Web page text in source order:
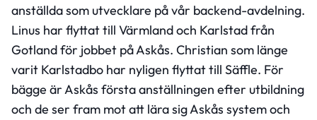
anställda som utvecklare på vår backend-avdelning.
Linus har flyttat till Värmland och Karlstad från
Gotland för jobbet på Askås. Christian som länge
varit Karlstadbo har nyligen flyttat till Säffle. För
bägge är Askås första anställningen efter utbildning
och de ser fram mot att lära sig Askås system och